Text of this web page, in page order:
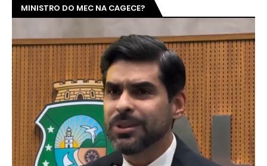
MINISTRO DO MEC NA CAGECE?